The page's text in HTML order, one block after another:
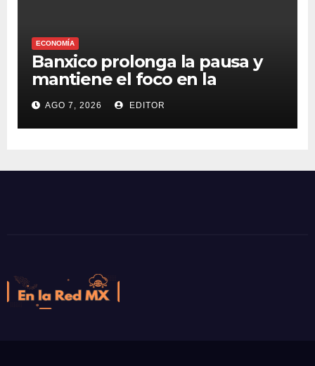
ECONOMÍA
Banxico prolonga la pausa y
mantiene el foco en la
inflación
AGO 7, 2026 EDITOR